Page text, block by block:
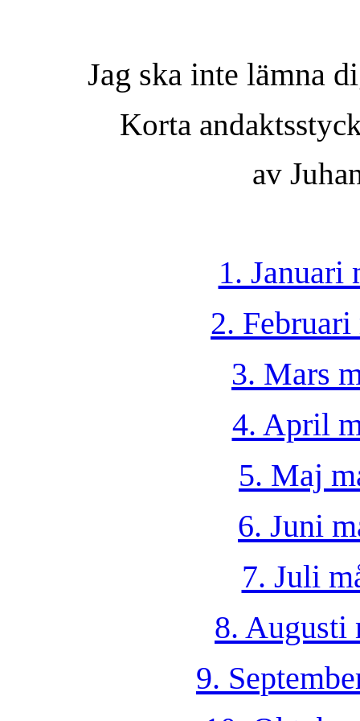
Jag ska inte lämna
Korta
av
1. Januari
2. Februari
3. Mars
4. April
5. Maj
6. Juni
7. Juli
8. Augusti
9.